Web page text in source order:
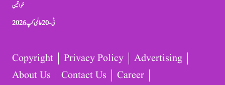
خواتین
ٹی-20 عالمی کپ 2026
Copyright Privacy Policy
Advertising
About Us
Contact Us
Career